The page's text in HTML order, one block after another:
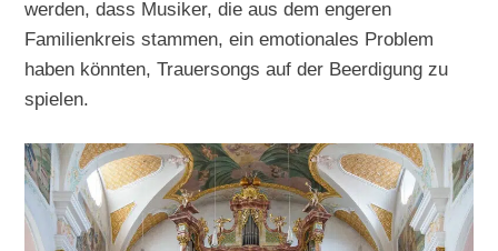
werden, dass Musiker, die aus dem engeren
Familienkreis stammen, ein emotionales Problem
haben könnten, Trauersongs auf der Beerdigung zu
spielen.